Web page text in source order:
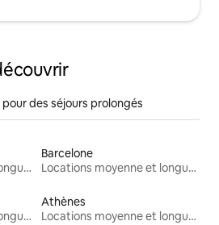
des séjours prolongés
Locations moyenne et longue durée
Barcelone
Locations moyenne et longue durée
Locations moyenne et longue durée
Athènes
Locations moyenne et longue durée